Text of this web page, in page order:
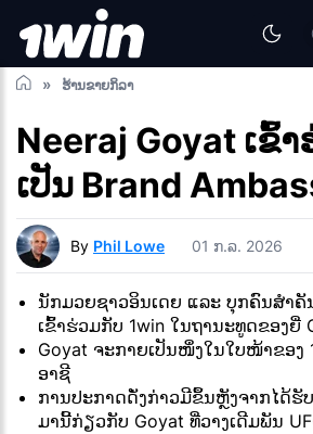
ຮ້ານຂາຍກິລາ
Neeraj Goyat ເຂົ້
ເປັນ Brand
By Phil Lowe 01 ກ.ລ. 2026
ນັກມວຍຊາວອິນເດຍ ແລະ ບຸກຄົນສຳ
ເຂົ້າຮ່ວມກັບ 1win ໃນຖານະທູດຂອງຍີ່
Goyat ຈະກາຍເປັນໜຶ່ງໃນໃບໜ້າຂອງ
ອາຊີ
ການປະກາດດັ່ງກ່າວມີຂຶ້ນຫຼັງຈາກໄດ້ຮັ
ມານີ້ກ່ຽວກັບ Goyat ທີ່ວາງເດີມພັນ